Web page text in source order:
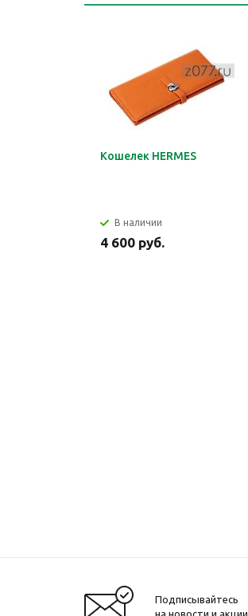
Кошелек HERMES
В наличии
4 600 руб.
Подписывайтесь
на новости и акции